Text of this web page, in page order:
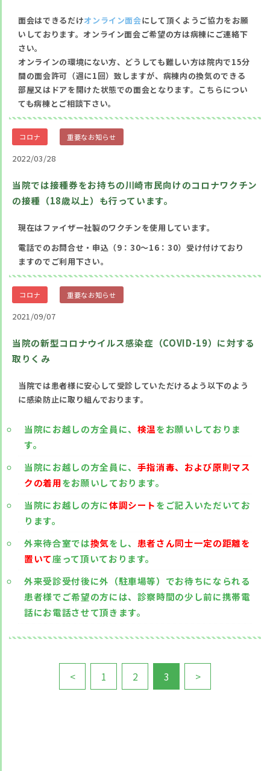
面会はできるだけオンライン面会にして頂くようご協力をお願
いしております。オンライン面会ご希望の方は病棟にご連絡下
さい。
オンラインの環境にない方、どうしても難しい方は院内で15分
間の面会許可（週に1回）致しますが、病棟内の換気のできる
部屋又はドアを開けた状態での面会となります。こちらについ
ても病棟とご相談下さい。
コロナ 重要なお知らせ
2022/03/28
当院では接種券をお持ちの川崎市民向けのコロナワクチン
の接種（18歳以上）も行っています。
現在はファイザー社製のワクチンを使用しています。
電話でのお問合せ・申込（9：30～16：30）受け付けており
ますのでご利用下さい。
コロナ 重要なお知らせ
2021/09/07
当院の新型コロナウイルス感染症（COVID-19）に対する
取りくみ
当院では患者様に安心して受診していただけるよう以下のよう
に感染防止に取り組んでおります。
当院にお越しの方全員に、 検温をお願いしておりま
す。
当院にお越しの方全員に、 手指消毒、および原則マス
クの着用をお願いしております。
当院にお越しの方に体調シートをご記入いただいてお
ります。
外来待合室では換気をし、 患者さん同士一定の距離を
置いて座って頂いております。
外来受診受付後に外（駐車場等）でお待ちになられる
患者様でご希望の方には、診察時間の少し前に携帯電
話にお電話させて頂きます。
< 1 2 3 >